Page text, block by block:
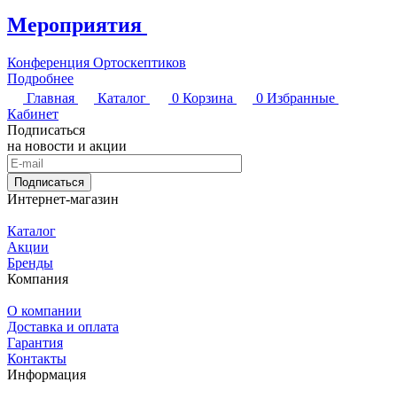
Мероприятия
Конференция Ортоскептиков
Подробнее
Главная
Каталог 0 Корзина 0 Избранные
Кабинет
Подписаться
на новости и акции
Подписаться
Интернет-магазин
Каталог
Акции
Бренды
Компания
О компании
Доставка и оплата
Гарантия
Контакты
Информация